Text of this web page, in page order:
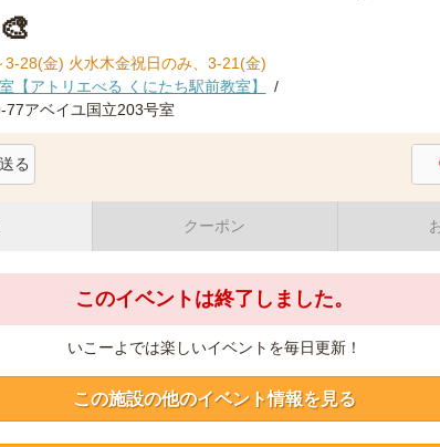
28(金) 火水木金祝日のみ、3-21(金)
【アトリエべる くにたち駅前教室】
/
77アベイユ国立203号室
る
クーポン
このイベントは終了しました。
いこーよでは楽しいイベントを毎日更新！
この施設の他のイベント情報を見る